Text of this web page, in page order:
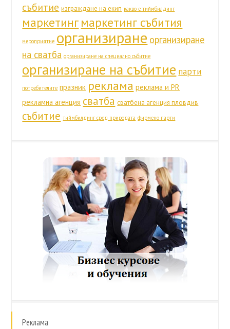
събитие изграждане на екип какво е тиймбилдинг
маркетинг маркетинг събития
мероприятие организиране организиране
на сватба организиране на специално събитие
организиране на събитие парти
потребителите празник реклама реклама и PR
рекламна агенция сватба сватбена агенция пловдив
събитие тиймбилдинг сред природата фирмено парти
Реклама